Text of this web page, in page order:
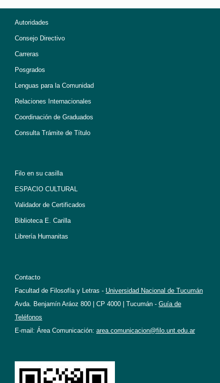
Autoridades
Consejo Directivo
Carreras
Posgrados
Lenguas para la Comunidad
Relaciones Internacionales
Coordinación de Graduados
Consulta Trámite de Título
Filo en su casilla
ESPACIO CULTURAL
Validador de Certificados
Biblioteca E. Carilla
Librería Humanitas
Contacto
Facultad de Filosofía y Letras - Universidad Nacional de Tucumán
Avda. Benjamín Aráoz 800 | CP 4000 | Tucumán - Guía de
Teléfonos
E-mail: Área Comunicación: area.comunicacion@filo.unt.edu.ar